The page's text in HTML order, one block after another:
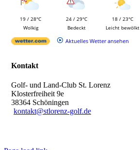
19 / 28°C
Wolkig
24 / 29°C
Bedeckt
18 / 23°C
Leicht bewölkt
Aktuelles Wetter ansehen
Kontakt
Golf- und Land-Club St. Lorenz
Klosterfreiheit 9e
38364 Schöningen
kontakt@stlorenz-golf.de